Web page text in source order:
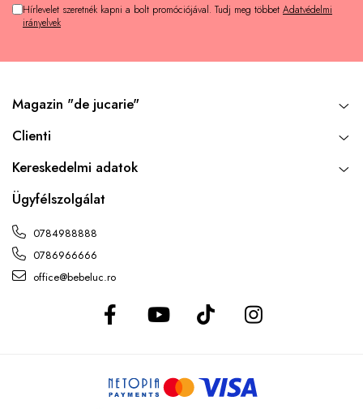
Hírlevelet szeretnék kapni a bolt promóciójával. Tudj meg többet Adatvédelmi
irányelvek
Magazin "de jucarie"
Clienti
Kereskedelmi adatok
Ügyfélszolgálat
0784988888
0786966666
office@bebeluc.ro